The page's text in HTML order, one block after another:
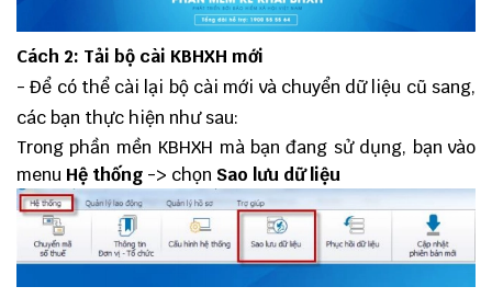
Cách 2: Tải bộ cài KBHXH mới
- Để có thể cài lại bộ cài mới và chuyển dữ liệu cũ sang,
các bạn thực hiện như sau:
Trong phần mền KBHXH mà bạn đang sử dụng, bạn vào
menu Hệ thống -> chọn Sao lưu dữ liệu